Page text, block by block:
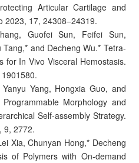
Articular Cartilage and
2023, 17, 24308–24319.
Guofei Sun, Feifei Sun,
and Decheng Wu.* Tetra-
for In Vivo Visceral Hemostasis.
Yang, Hongxia Guo, and
Morphology and
Self-assembly Strategy.
9, 2772.
Xia, Chunyan Hong,* Decheng
of Polymers with On-demand